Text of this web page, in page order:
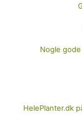
Nogle
HelePlanter.dk